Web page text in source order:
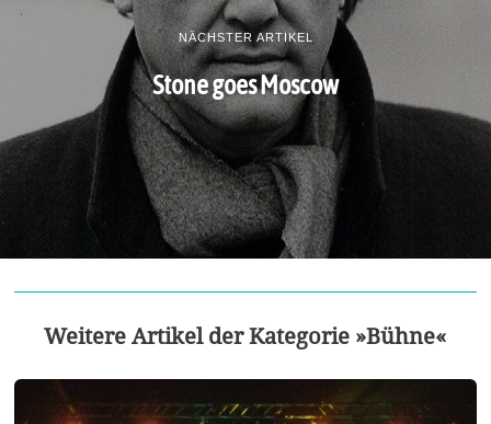
NÄCHSTER ARTIKEL
Stone goes Moscow
Weitere Artikel der Kategorie »Bühne«